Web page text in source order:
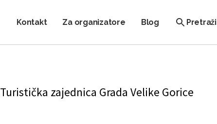
Kontakt Za organizatore Blog Pretraži
Turistička zajednica Grada Velike Gorice